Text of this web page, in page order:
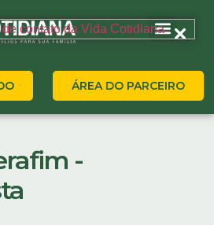
ÁREA DO PARCEIRO
-